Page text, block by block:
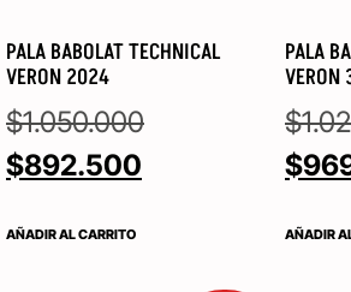
PALA BABOLAT TECHNICAL
VERON 2024
$1.050.000
$892.500
AÑADIR AL CARRITO
PALA
VERON
$
$
AÑADIR